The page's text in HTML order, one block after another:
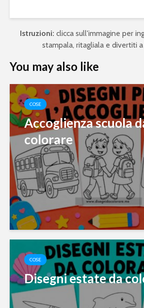
Istruzioni: clicca sull'immagine per
stampala, ritagliala e divertiti
You may also like
COSE
Accoglienza scuola
colorare
COSE
Disegni estate da